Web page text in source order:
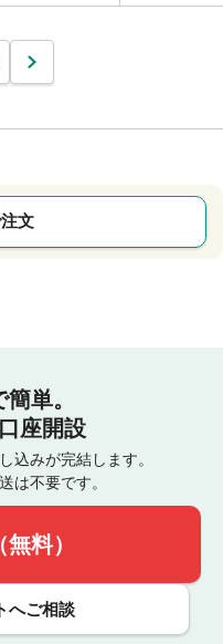
文
単。
座開設
込みが完結します。
は不要です。
料）
へご相談